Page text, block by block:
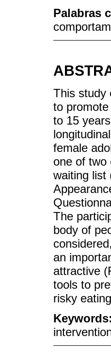
Palabras
This study
to
to 15
female
one of two
waiting list
The
body of
an
attractive
tools to
risky
Keywords: